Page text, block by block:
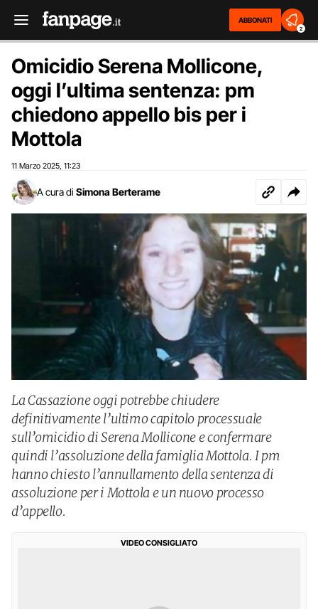
ABBONATI
2
Omicidio Serena Mollicone,
oggi l’ultima sentenza: pm
chiedono appello bis per i
Mottola
11 Marzo 2025 11:23
A cura di Simona Berterame
La Cassazione oggi potrebbe chiudere
definitivamente l’ultimo capitolo processuale
sull’omicidio di Serena Mollicone e confermare
quindi l’assoluzione della famiglia Mottola. I pm
hanno chiesto l’annullamento della sentenza di
assoluzione per i Mottola e un nuovo processo
d’appello.
VIDEO CONSIGLIATO